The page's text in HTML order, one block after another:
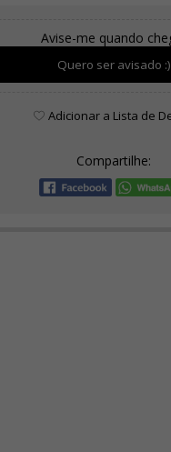
Avise-me quando
Quero ser avisado :)
Adicionar a Lista de
Compartilhe: